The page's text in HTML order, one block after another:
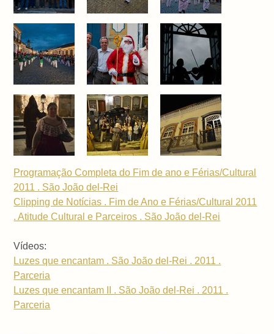
Programação Completa do Fim de ano e Férias/Cultural
2011 . São João del-Rei
Clipping de Notícias . Fim de Ano e Férias/Cultural 2011
. Atitude Cultural e Parceiros . São João del-Rei
Vídeos:
Luzes que encantam . São João del-Rei . 2011 .
Parceria
Luzes que encantam II . São João del-Rei . 2011 .
Parceria